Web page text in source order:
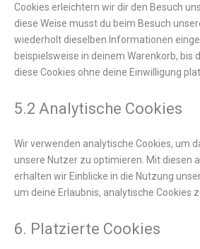
Cookies erleichtern wir dir den Besuch
diese Weise musst du beim Besuch
wiederholt dieselben Informationen
beispielsweise in deinem Warenkorb, bis
diese Cookies ohne deine Einwilligung
5.2 Analytische Cookies
Wir verwenden analytische Cookies, um
unsere Nutzer zu optimieren. Mit diesen
erhalten wir Einblicke in die Nutzung
um deine Erlaubnis, analytische Cookies
6. Platzierte Cookies